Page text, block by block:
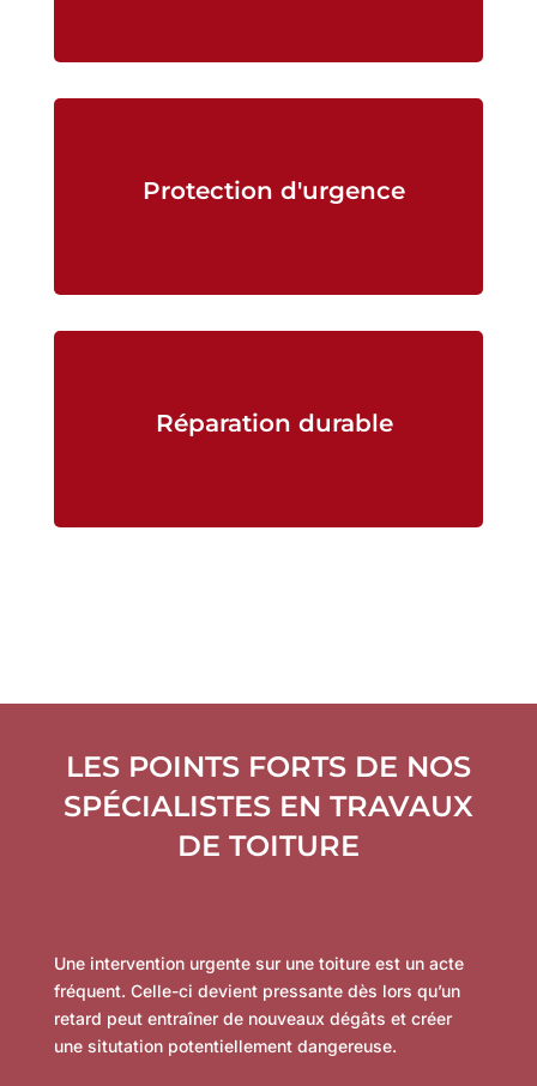
Protection d'urgence
Réparation durable
LES POINTS FORTS DE NOS
SPÉCIALISTES EN TRAVAUX
DE TOITURE
Une intervention urgente sur une toiture est un acte
fréquent. Celle-ci devient pressante dès lors qu’un
retard peut entraîner de nouveaux dégâts et créer
une situtation potentiellement dangereuse.